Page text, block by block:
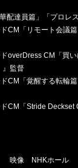
配達員篇」「プロレ
CM「リモート会議
ドoverDress CM「買
』監督
CM「覚醒する転輪
ドCM「Stride
映像 NHKホール